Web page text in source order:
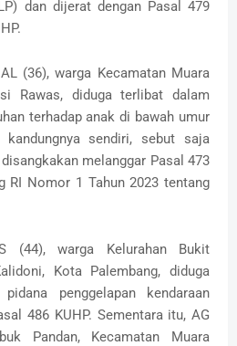
dan dijerat dengan Pasal 479
(36), warga Kecamatan Muara
Rawas, diduga terlibat dalam
terhadap anak di bawah umur
kandungnya sendiri, sebut saja
melanggar Pasal 473
RI Nomor 1 Tahun 2023 tentang
(44), warga Kelurahan Bukit
Kota Palembang, diduga
penggelapan kendaraan
486 KUHP. Sementara itu, AG
Pandan, Kecamatan Muara